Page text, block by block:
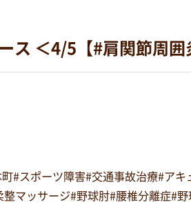
＜4/5【#肩関節周囲
#スポーツ障害#交通事故治療#ア
マッサージ#野球肘#腰椎分離症#